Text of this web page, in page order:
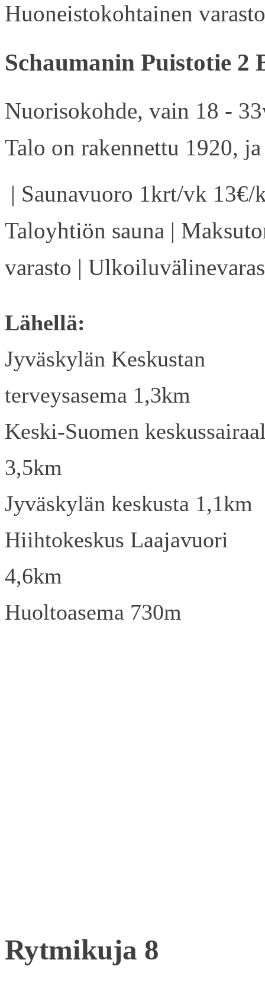
Huoneistokohtainen
Schaumanin Puistotie 2
Nuorisokohde, vain 18 -
Talo on rakennettu 1920,
| Saunavuoro 1krt/vk
Taloyhtiön sauna |
varasto |
Lähellä:
Jyväskylän Keskustan
terveysasema 1,3km
Keski-Suomen
3,5km
Jyväskylän keskusta 1,1km
Hiihtokeskus Laajavuori
4,6km
Huoltoasema 730m
Rytmikuja 8